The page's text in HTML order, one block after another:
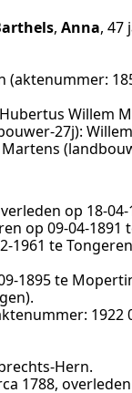
, Anna, 47
(aktenummer:
Hubertus Willem
27j):
op
op 09‑04‑1891
teTongeren
te
).
1922
Hern.
1788,